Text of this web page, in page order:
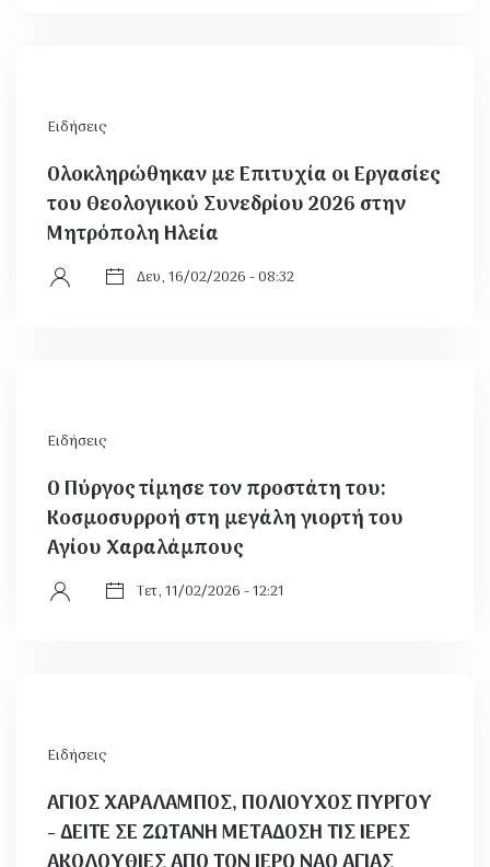
Ειδήσεις
Ολοκληρώθηκαν με Επιτυχία οι Εργασίες
του Θεολογικού Συνεδρίου 2026 στην
Μητρόπολη Ηλεία
Δευ, 16/02/2026 - 08:32
Ειδήσεις
Ο Πύργος τίμησε τον προστάτη του:
Κοσμοσυρροή στη μεγάλη γιορτή του
Αγίου Χαραλάμπους
Τετ, 11/02/2026 - 12:21
Ειδήσεις
ΑΓΙΟΣ ΧΑΡΑΛΑΜΠΟΣ, ΠΟΛΙΟΥΧΟΣ ΠΥΡΓΟΥ
- ΔΕΙΤΕ ΣΕ ΖΩΤΑΝΗ ΜΕΤΑΔΟΣΗ ΤΙΣ ΙΕΡΕΣ